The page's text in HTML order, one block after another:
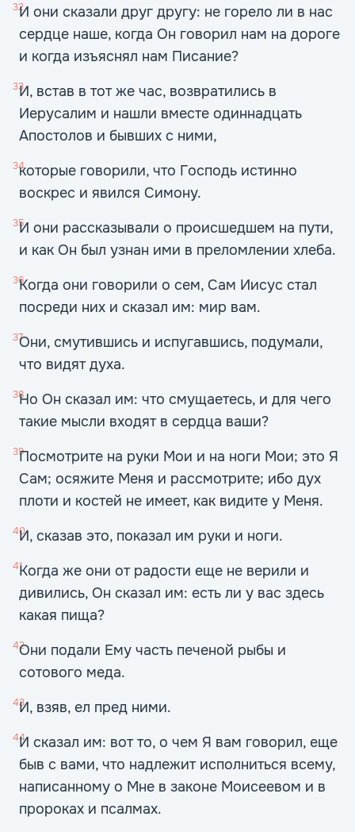
32И они сказали друг другу: не горело ли в нас
сердце наше, когда Он говорил нам на дороге
и когда изъяснял нам Писание?
33И, встав в тот же час, возвратились в
Иерусалим и нашли вместе одиннадцать
Апостолов и бывших с ними,
34которые говорили, что Господь истинно
воскрес и явился Симону.
35И они рассказывали о происшедшем на пути,
и как Он был узнан ими в преломлении хлеба.
36Когда они говорили о сем, Сам Иисус стал
посреди них и сказал им: мир вам.
37Они, смутившись и испугавшись, подумали,
что видят духа.
38Но Он сказал им: что смущаетесь, и для чего
такие мысли входят в сердца ваши?
39Посмотрите на руки Мои и на ноги Мои; это Я
Сам; осяжите Меня и рассмотрите; ибо дух
плоти и костей не имеет, как видите у Меня.
40И, сказав это, показал им руки и ноги.
41Когда же они от радости еще не верили и
дивились, Он сказал им: есть ли у вас здесь
какая пища?
42Они подали Ему часть печеной рыбы и
сотового меда.
43И, взяв, ел пред ними.
44И сказал им: вот то, о чем Я вам говорил, еще
быв с вами, что надлежит исполниться всему,
написанному о Мне в законе Моисеевом и в
пророках и псалмах.